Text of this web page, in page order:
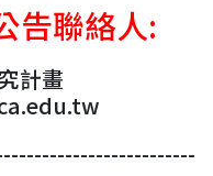
告聯絡人:
計畫